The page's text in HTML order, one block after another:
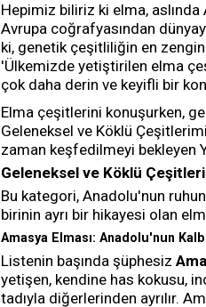
Hepimiz biliriz ki elma,
Avrupa coğrafyasından
ki, genetik çeşitliliğin en
'Ülkemizde yetiştirilen elma
çok daha derin ve keyifli bir
Elma çeşitlerini konuşurken,
Geleneksel ve Köklü
zaman keşfedilmeyi bekleyen
Geleneksel ve Köklü
Bu kategori, Anadolu'nun
birinin ayrı bir hikayesi olan
Amasya Elması: Anadolu'nun
Listenin başında şüphesiz
yetişen, kendine has kokusu,
tadıyla diğerlerinden ayrılır.